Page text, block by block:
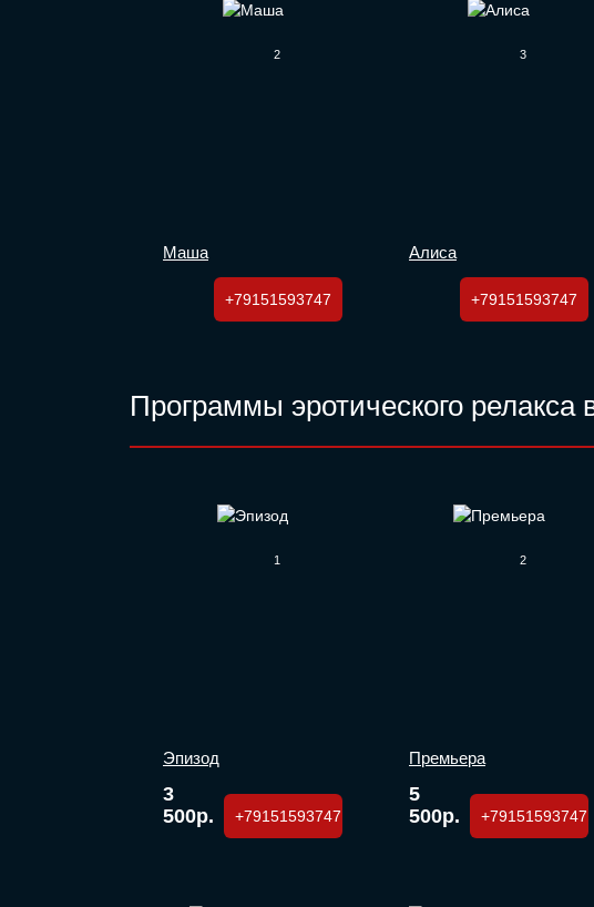
2
Маша
+79151593747
3
Алиса
+79151593747
Программы эротического релакса
1
Эпизод
3
500р.
+79151593747
2
Премьера
5
500р.
+79151593747